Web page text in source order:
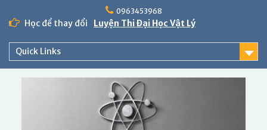
content
0963453968
Học để thay đổi Luyện Thi Đại Học Vật Lý
Quick Links